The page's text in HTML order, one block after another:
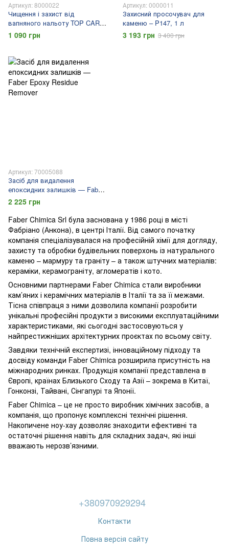
Артикул: 8000022
Чищення і захист від
вапняного нальоту TOP CARE
-1 л
1 090 грн
Артикул: 0000011
Захисний просочувач для
каменю – P147, 1 л
3 193 грн 3 400 грн
Артикул: 70005088
Засіб для видалення
епоксидних залишків — Faber
Epoxy Residue Remover
2 225 грн
Faber Chimica Srl була заснована у 1986 році в місті
Фабріано (Анкона), в центрі Італії. Від самого початку
компанія спеціалізувалася на професійній хімії для догляду,
захисту та обробки будівельних поверхонь із натурального
каменю – мармуру та граніту – а також штучних матеріалів:
кераміки, керамограніту, агломератів і кото.
Основними партнерами Faber Chimica стали виробники
кам’яних і керамічних матеріалів в Італії та за її межами.
Тісна співпраця з ними дозволила компанії розробити
унікальні професійні продукти з високими експлуатаційними
характеристиками, які сьогодні застосовуються у
найпрестижніших архітектурних проєктах по всьому світу.
Завдяки технічній експертизі, інноваційному підходу та
досвіду команди Faber Chimica розширила присутність на
міжнародних ринках. Продукція компанії представлена в
Європі, країнах Близького Сходу та Азії – зокрема в Китаї,
Гонконзі, Тайвані, Сінгапурі та Японії.
Faber Chimica – це не просто виробник хімічних засобів, а
компанія, що пропонує комплексні технічні рішення.
Накопичене ноу-хау дозволяє знаходити ефективні та
остаточні рішення навіть для складних задач, які інші
вважають нерозв’язними.
+380970929294
Контакти
Повна версія сайту